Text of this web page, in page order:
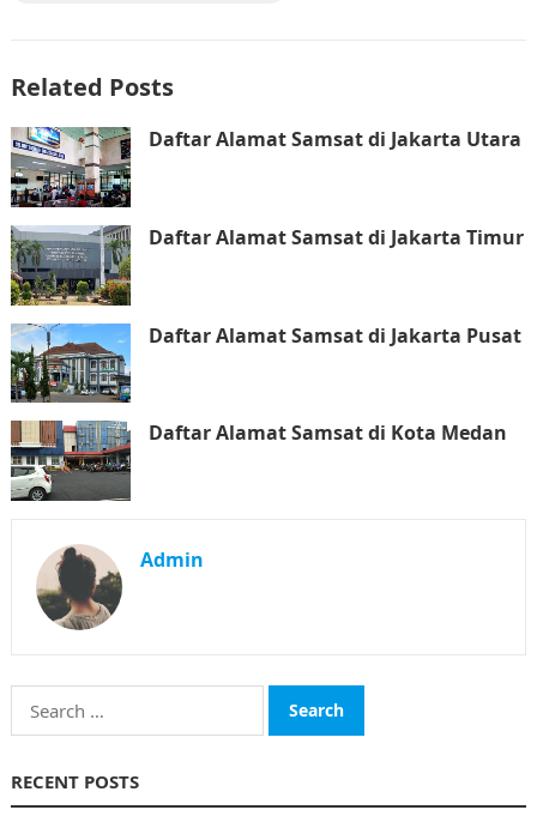
Related Posts
Daftar Alamat Samsat di Jakarta Utara
Daftar Alamat Samsat di Jakarta Timur
Daftar Alamat Samsat di Jakarta Pusat
Daftar Alamat Samsat di Kota Medan
Admin
Search
for:
RECENT POSTS